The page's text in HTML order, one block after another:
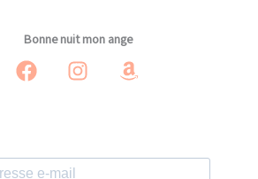
Bonne nuit mon ange